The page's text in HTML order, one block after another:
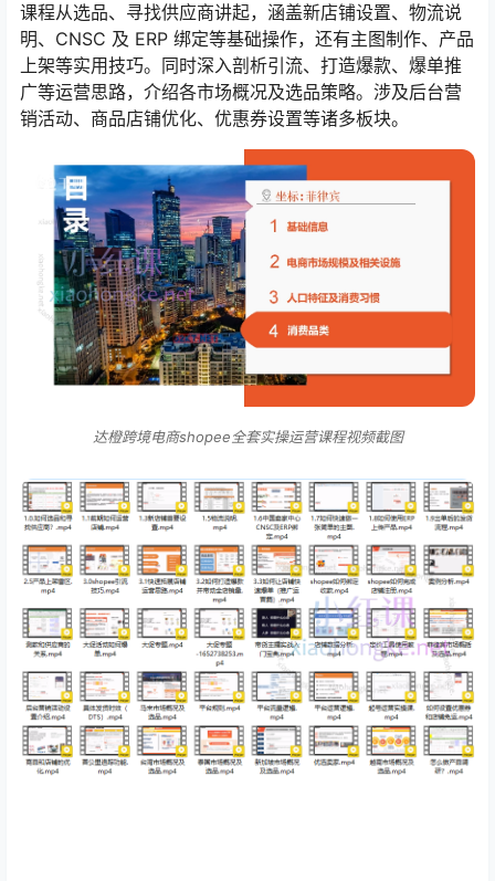
课程从选品、寻找供应商讲起，涵盖新店铺设置、物流说
明、CNSC 及 ERP 绑定等基础操作，还有主图制作、产品
上架等实用技巧。同时深入剖析引流、打造爆款、爆单推
广等运营思路，介绍各市场概况及选品策略。涉及后台营
销活动、商品店铺优化、优惠券设置等诸多板块。
达橙跨境电商shopee全套实操运营课程视频截图